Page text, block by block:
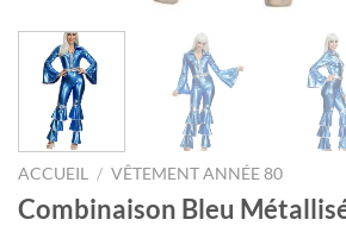
ACCUEIL / VÊTEMENT ANNÉE 80
Combinaison Bleu